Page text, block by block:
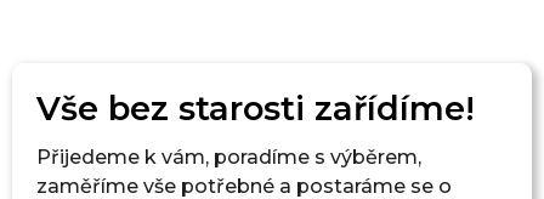
Vše bez starosti zařídíme!
Přijedeme k vám, poradíme s výběrem,
zaměříme vše potřebné a postaráme se o